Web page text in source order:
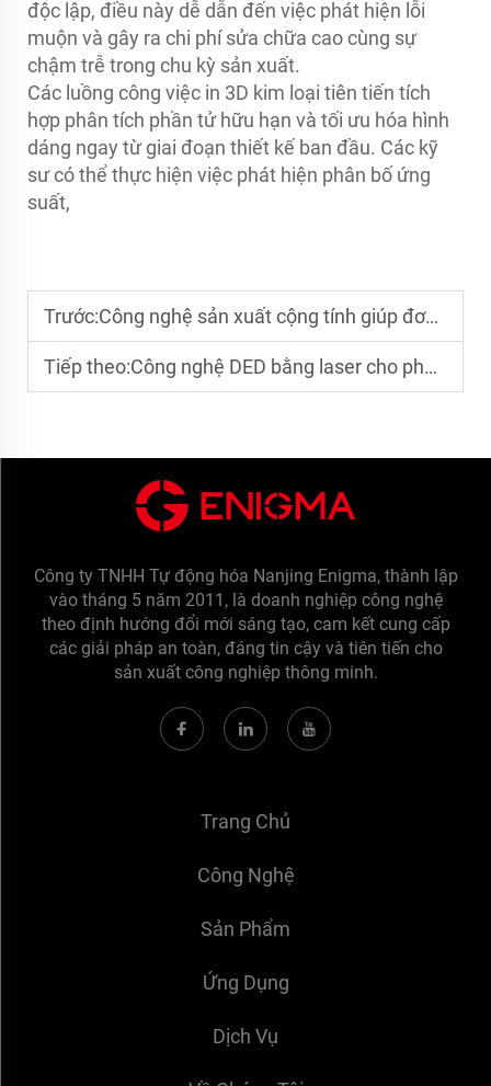
độc lập, điều này dễ dẫn đến việc phát hiện lỗi
muộn và gây ra chi phí sửa chữa cao cùng sự
chậm trễ trong chu kỳ sản xuất.
Các luồng công việc in 3D kim loại tiên tiến tích
hợp phân tích phần tử hữu hạn và tối ưu hóa hình
dáng ngay từ giai đoạn thiết kế ban đầu. Các kỹ
sư có thể thực hiện việc phát hiện phân bố ứng
suất,
Trước:Công nghệ sản xuất cộng tính giúp đơn giản hóa việc sản xuất các chi tiết kim loại cỡ lớn như thế nào?
Tiếp theo:Công nghệ DED bằng laser cho phép sửa chữa và tân trang các bộ phận kim loại có giá trị cao
Công ty TNHH Tự động hóa Nanjing Enigma, thành lập
vào tháng 5 năm 2011, là doanh nghiệp công nghệ
theo định hướng đổi mới sáng tạo, cam kết cung cấp
các giải pháp an toàn, đáng tin cậy và tiên tiến cho
sản xuất công nghiệp thông minh.
Trang Chủ
Công Nghệ
Sản Phẩm
Ứng Dụng
Dịch Vụ